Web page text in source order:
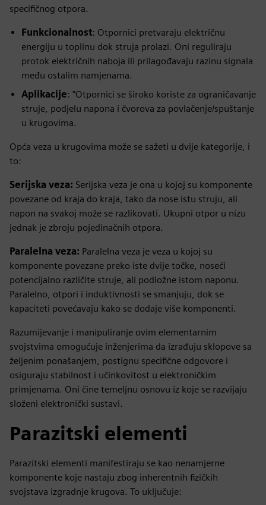
specifičnog otpora.
Funkcionalnost: Otpornici pretvaraju električnu
energiju u toplinu dok struja prolazi. Oni reguliraju
protok električnih naboja ili prilagođavaju razinu signala
među ostalim namjenama.
Aplikacije: "Otpornici se široko koriste za ograničavanje
struje, podjelu napona i čvorova za povlačenje/spuštanje
u krugovima.
Opća veza u krugovima može se sažeti u dvije kategorije, i
to:
Serijska veza: Serijska veza je ona u kojoj su komponente
povezane od kraja do kraja, tako da nose istu struju, ali
napon na svakoj može se razlikovati. Ukupni otpor u nizu
jednak je zbroju pojedinačnih otpora.
Paralelna veza: Paralelna veza je veza u kojoj su
komponente povezane preko iste dvije točke, noseći
potencijalno različite struje, ali podložne istom naponu.
Paralelno, otpori i induktivnosti se smanjuju, dok se
kapaciteti povećavaju kako se dodaje više komponenti.
Razumijevanje i manipuliranje ovim elementarnim
svojstvima omogućuje inženjerima da izrađuju sklopove sa
željenim ponašanjem, postignu specifične odgovore i
osiguraju stabilnost i učinkovitost u elektroničkim
primjenama. Oni čine temeljnu osnovu iz koje se razvijaju
složeni elektronički sustavi.
Parazitski elementi
Parazitski elementi manifestiraju se kao nenamjerne
komponente koje nastaju zbog inherentnih fizičkih
svojstava izgradnje krugova. To uključuje: